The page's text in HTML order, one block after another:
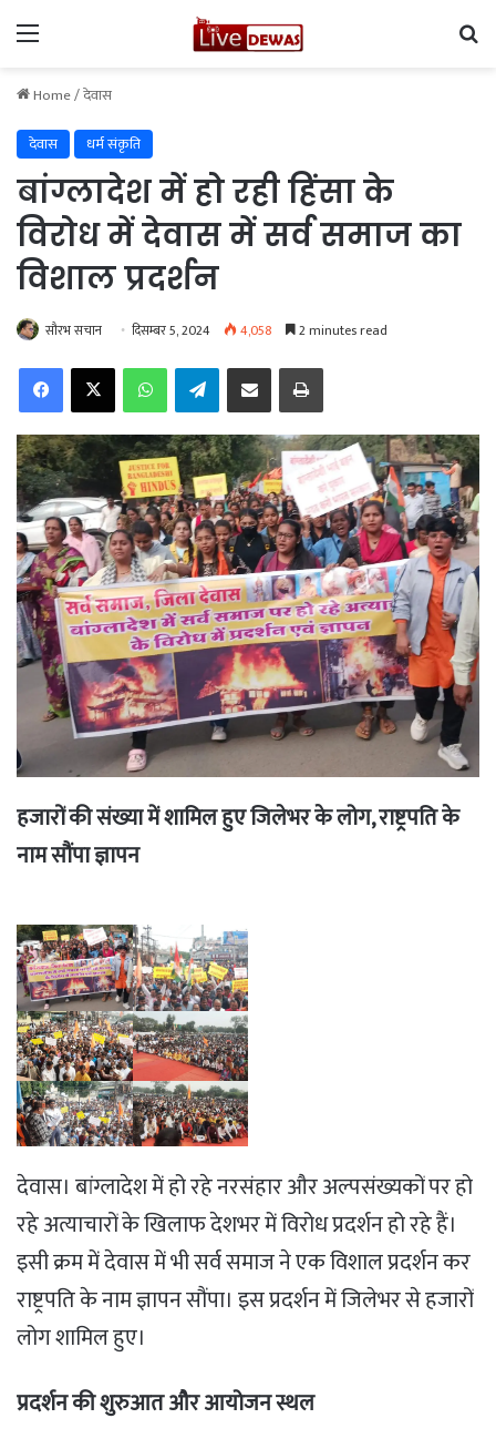
Menu
Home/देवास
देवास
धर्म संकृति
बांग्लादेश में हो रही हिंसा के
विरोध में देवास में सर्व समाज का
विशाल प्रदर्शन
सौरभ सचान दिसम्बर 5, 2024 4,058 2 minutes read
FacebookX WhatsAppTelegramShare via Email Print
हजारों की संख्या में शामिल हुए जिलेभर के लोग, राष्ट्रपति के
नाम सौंपा ज्ञापन
देवास। बांग्लादेश में हो रहे नरसंहार और अल्पसंख्यकों पर हो
रहे अत्याचारों के खिलाफ देशभर में विरोध प्रदर्शन हो रहे हैं।
इसी क्रम में देवास में भी सर्व समाज ने एक विशाल प्रदर्शन कर
राष्ट्रपति के नाम ज्ञापन सौंपा। इस प्रदर्शन में जिलेभर से हजारों
लोग शामिल हुए।
प्रदर्शन की शुरुआत और आयोजन स्थल